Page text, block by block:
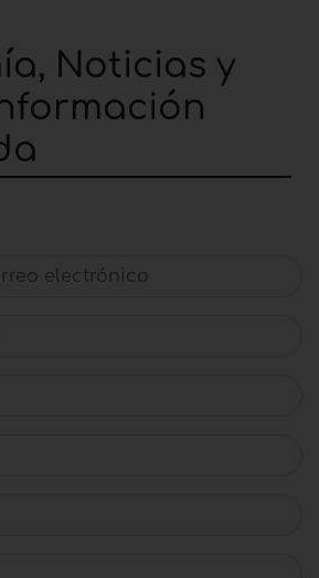
Noticias y
electrónico